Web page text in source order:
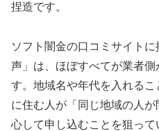
捏造です。
ソフト闇金の口コミサイト
声」は、ほぼすべてが業者
す。地域名や年代を入れる
に住む人が「同じ地域の人
心して申し込むことを狙って